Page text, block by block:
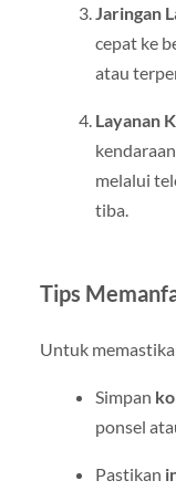
Jaringan
cepat ke
atau
Layanan
melalui
tiba.
Tips
Untuk
Simpan
ponsel
Pastikan